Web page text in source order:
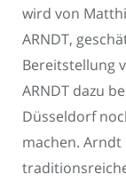
wird von
ARNDT,
Bereitstellung
ARNDT dazu
Düsseldorf
machen.